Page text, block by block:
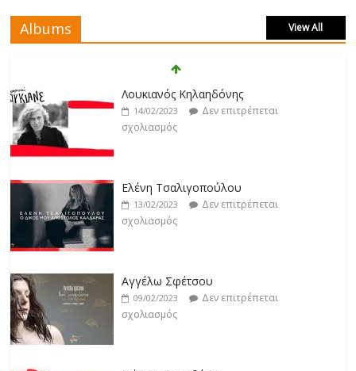
Άρτεμις Ρέντζιου
19/02/2023
Δεν επιτρέπεται
σχολιασμός
19/02/2023
Δεν επιτρέπεται
σχολιασμός
18/02/2023
Δεν επιτρέπεται
σχολιασμός
Albums View All
Λουκιανός Κηλαηδόνης
14/02/2023
Δεν επιτρέπεται
σχολιασμός
Ελένη Τσαλιγοπούλου
13/02/2023
Δεν επιτρέπεται
σχολιασμός
Αγγέλω Σφέτσου
09/02/2023
Δεν επιτρέπεται
σχολιασμός